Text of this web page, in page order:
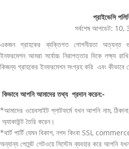
প্রাইভেসি
সর্বশেষ আপডেট:
একজন গ্রাহকের ব্যক্তিগত গোপনীয়তা অত্যন্ত
ইনফরমেশন আমরা সর্বোচ্চ নিরাপত্তার দিকে লক্ষ্য
কিজন্য গ্রাহকের ইনফরমেশন সংগ্রহ করি এবং কীভাবে
কিভাবে আপনি আমাদের তথ্য প্রদান করেন:-
*আমাদের ওয়েবসাইট প্লাটফর্মে যখন আপনি নাম,
অ্যাকাউন্ট তৈরি করেন।
*থার্ট পার্টি যেমন বিকাশ, নগদ কিংবা SSL
অন্যান্য পেমেন্ট গেটওয়ে সিস্টেম ব্যবহার করে আপনি